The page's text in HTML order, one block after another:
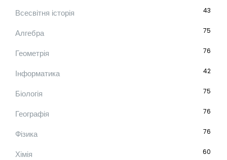
Всесвітня історія 43
Алгебра 75
Геометрія 76
Інформатика 42
Біологія 75
Географія 76
Фізика 76
Хімія 60